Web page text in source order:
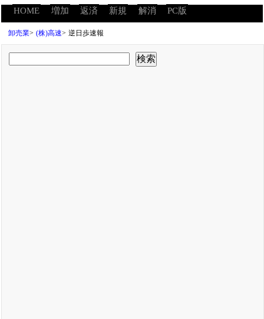
HOME 増加 返済 新規 解消 PC版
卸売業> (株)高速> 逆日歩速報